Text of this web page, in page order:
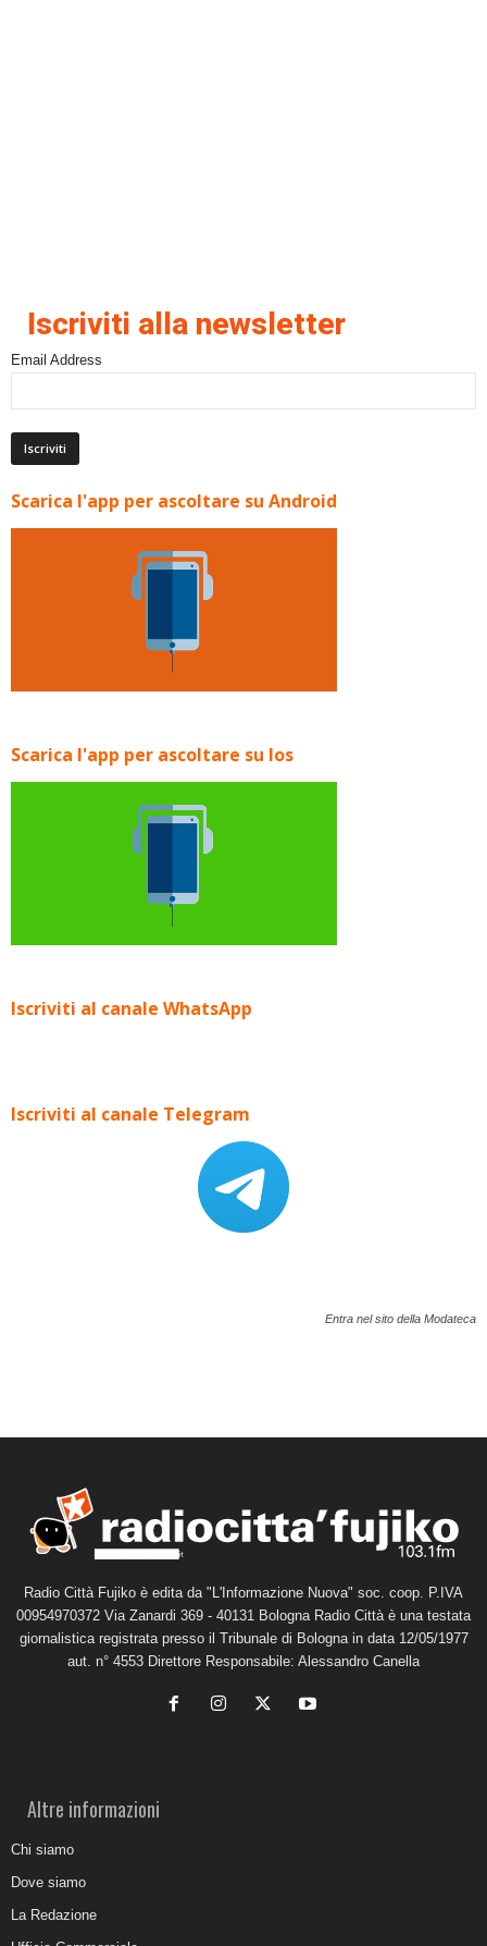
Iscriviti alla newsletter
Email Address
Scarica l'app per ascoltare su Android
Scarica l'app per ascoltare su Ios
Iscriviti al canale WhatsApp
Iscriviti al canale Telegram
Entra nel sito della Modateca
Radio Città Fujiko è edita da "L'Informazione Nuova" soc. coop. P.IVA
00954970372 Via Zanardi 369 - 40131 Bologna Radio Città è una testata
giornalistica registrata presso il Tribunale di Bologna in data 12/05/1977
aut. n° 4553 Direttore Responsabile: Alessandro Canella
Altre informazioni
Chi siamo
Dove siamo
La Redazione